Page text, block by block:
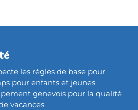
les règles de base pour
pour enfants et jeunes
genevois pour la qualité
vacances.